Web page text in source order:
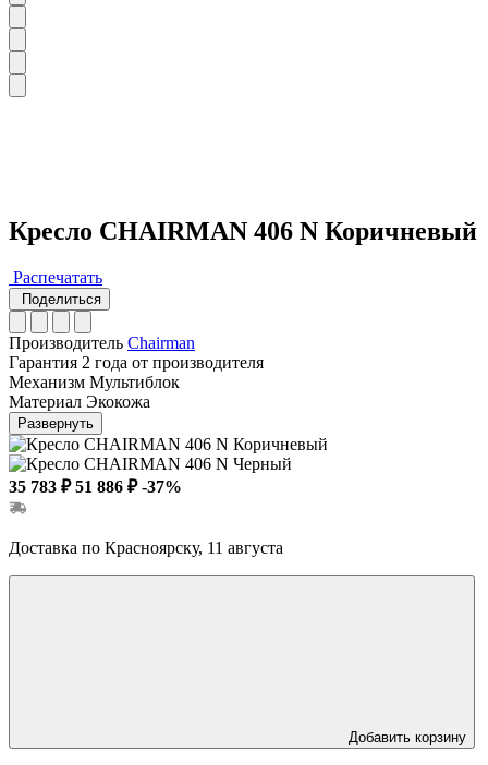
Кресло CHAIRMAN 406 N Коричневый
Распечатать
Поделиться
Производитель Chairman
Гарантия 2 года от производителя
Механизм Мультиблок
Материал Экокожа
Развернуть
35 783 ₽ 51 886 ₽ -37%
Доставка по Красноярску, 11 августа
Добавить корзину